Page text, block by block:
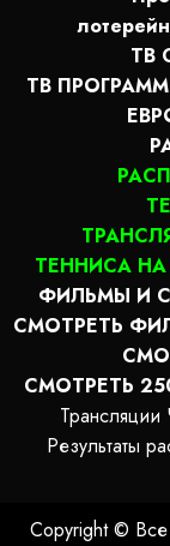
ТВ
ТВ
ТЕННИСА
ФИЛЬМЫ И
СМОТРЕТЬ
СМОТРЕТЬ
Результаты
Copyright ©